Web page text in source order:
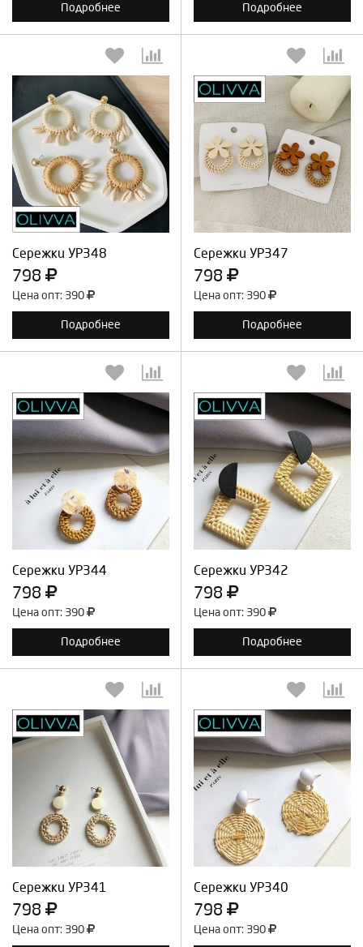
Подробнее Подробнее
Сережки УР348
798
Цена опт: 390
Подробнее
Выберите количество:
Продолжить Отмена
Сережки УР347
798
Цена опт: 390
Подробнее
Выберите количество:
Продолжить Отмена
Сережки УР344
798
Цена опт: 390
Подробнее
Выберите количество:
Продолжить Отмена
Сережки УР342
798
Цена опт: 390
Подробнее
Выберите количество:
Продолжить Отмена
Сережки УР341
798
Цена опт: 390
Выберите количество:
Продолжить Отмена
Сережки УР340
798
Цена опт: 390
Выберите количество:
Продолжить Отмена